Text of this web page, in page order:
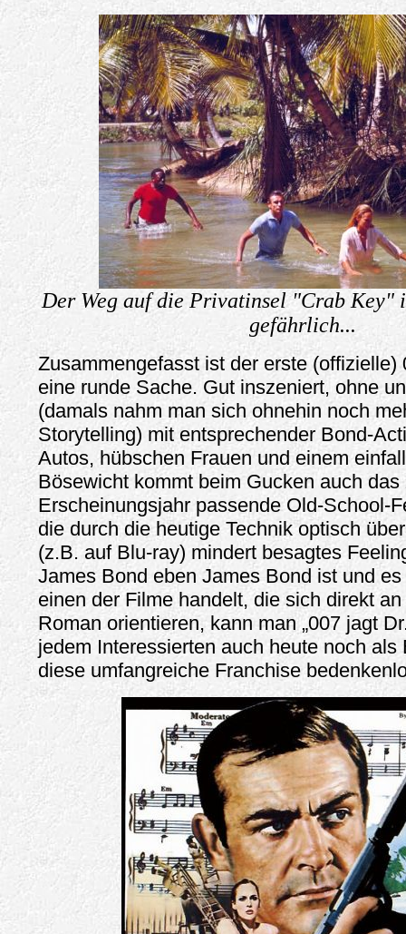
Der Weg auf die Privatinsel "Crab Key"
gefährlich...
Zusammengefasst ist der erste (offizielle)
eine runde Sache. Gut inszeniert, ohne
(damals nahm man sich ohnehin noch
Storytelling) mit entsprechender Bond-
Autos, hübschen Frauen und einem
Bösewicht kommt beim Gucken auch das
Erscheinungsjahr passende Old-School-
die durch die heutige Technik optisch
(z.B. auf Blu-ray) mindert besagtes
James Bond eben James Bond ist und
einen der Filme handelt, die sich direkt
Roman orientieren, kann man „007 jagt
jedem Interessierten auch heute noch als
diese umfangreiche Franchise